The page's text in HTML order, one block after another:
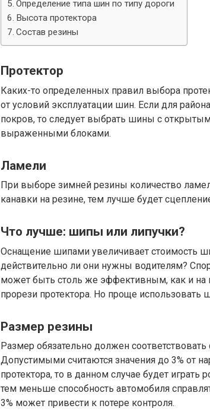
Определение типа шин по типу дороги
Высота протектора
Состав резины
Протектор
Каких-то определенных правил выбора
от условий эксплуатации шин. Если для
покров, то следует выбрать шины с
выраженными блоками.
Ламели
При выборе зимней резины количество
канавки на резине, тем лучше будет
Что лучше: шипы или липучки?
Оснащение шипами увеличивает стоимость
действительно ли они нужны водителям?
может быть столь же эффективным, как и на
прорези протектора. Но проще использовать
Размер резины
Размер обязательно должен
Допустимыми считаются значения до 3% от
протектора, то в данном случае будет
тем меньше способность автомобиля
3% может привести к потере контроля.